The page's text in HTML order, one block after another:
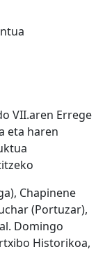
VII.aren Errege
eta haren
Chapinene
(Portuzar),
Domingo
Historikoa,